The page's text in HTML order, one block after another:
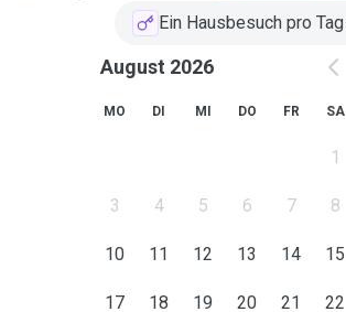
Ein Hausbesuch pro Tag
August 2026
MO DI MI DO FR SA
1
3 4 5 6 7 8
10 11 12 13 14 15
17 18 19 20 21 22